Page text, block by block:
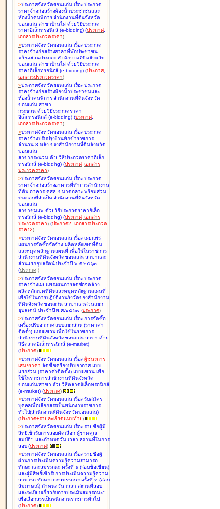
>ประกาศจังหวัดขอนแก่น เรื่อง ประกวด
ราคาจ้างก่อสร้างห้องน้ำประชาชนและ
ห้องน้ำคนพิการ สำนักงานที่ดินจังหวัด
ขอนแก่น สาขาบ้านไผ่ ด้วยวิธีประกวด
ราคาอิเล็กทรอนิกส์ (e-bidding) (ประกาศ,
เอกสารประกวดราคา)
>ประกาศจังหวัดขอนแก่น เรื่อง ประกวด
ราคาจ้างก่อสร้างศาลาที่พักประชาชน
พร้อมส่วนประกอบ สำนักงานที่ดินจังหวัด
ขอนแก่น สาขาบ้านไผ่ ด้วยวิธีประกวด
ราคาอิเล็กทรอนิกส์ (e-bidding) (ประกาศ,
เอกสารประกวดราคา)
>ประกาศจังหวัดขอนแก่น เรื่อง ประกวด
ราคาจ้างก่อสร้างห้องน้ำประชาชนและ
ห้องน้ำคนพิการ สำนักงานที่ดินจังหวัด
ขอนแก่น สาขา
กระนวน ด้วยวิธีประกวดราคา
อิเล็กทรอนิกส์ (e-bidding) (ประกาศ,
เอกสารประกวดราคา)
>ประกาศจังหวัดขอนแก่น เรื่อง ประกวด
ราคาจ้างปรับปรุงบ้านพักข้าราชการ
จำนวน 3 หลัง ของสำนักงานที่ดินจังหวัด
ขอนแก่น
สาขากระนวน ด้วยวิธีประกวดราคาอิเล็ก
ทรอนิกส์ (e-bidding) (ประกาศ, เอกสาร
ประกวดราคา)
>ประกาศจังหวัดขอนแก่น เรื่อง ประกวด
ราคาจ้างก่อสร้างอาคารที่ทำการสำนักงาน
ที่ดิน อาคาร คสล. ขนาดกลาง พร้อมส่วน
ประกอบที่จำเป็น สำนักงานที่ดินจังหวัด
ขอนแก่น
สาขาชุมแพ ด้วยวิธีประกวดราคาอิเล็ก
ทรอนิกส์ (e-bidding) (ประกาศ, เอกสาร
ประกวดราคา) (ประกาศ2, เอกสารประกวด
ราคา2)
>ประกาศจังหวัดขอนแก่น เรื่อง เผยแพร่
แผนการจัดซื้อจัดจ้าง ผลิตหลักเขตที่ดิน
และหมุดหลักฐานแผนที่ เพื่อใช้ในราชการ
สำนักงานที่ดินจังหวัดขอนแก่น สาขาและ
ส่วนแยกอุบลรัตน์ ประจำปี พ.ศ.๒๕๖๗
(ประกาศ )
>ประกาศจังหวัดขอนแก่น เรื่อง ประกวด
ราคาจ้างเผยแพร่แผนการจัดซื้อจัดจ้าง
ผลิตหลักเขตที่ดินและหมุดหลักฐานแผนที่
เพื่อใช้ในการปฏิบัติงานรังวัดของสำนักงาน
ที่ดินจังหวัดขอนแก่น สาขาและส่วนแยก
อุบลรัตน์ ประจำปี พ.ศ.๒๕๖๗ (ประกาศ)
>ประกาศจังหวัดขอนแก่น เรื่อง การจัดซื้อ
เครื่องปรับอากาศ แบบแยกส่วน (ราคาค่า
ติดตั้ง) แบบแขวน เพื่อใช้ในราชการ
สำนักงานที่ดินจังหวัดขอนแก่น สาขา ด้วย
วิธีตลาดอิเล็กทรอนิกส์ (e-market)
(ประกาศ)
>ประกาศจังหวัดขอนแก่น เรื่อง ผู้ชนะการ
เสนอราคา จัดซื้อเครื่องปรับอากาศ แบบ
แยกส่วน (ราคาค่าติดตั้ง) แบบแขวน เพื่อ
ใช้ในราชการสำนักงานที่ดินจังหวัด
ขอนแก่น/สาขา ด้วยวิธีตลาดอิเล็กทรอนิกส์
(e-market) (ประกาศ)
>ประกาศจังหวัดขอนแก่น เรื่อง รับสมัคร
บุคคลเพื่อเลือกสรรเป็นพนักงานราชการ
ทั่วไป(สำนักงานที่ดินจังหวัดขอนแก่น)
(ประกาศ+รายละเอียดแนบท้าย)
>ประกาศจังหวัดขอนแก่น เรื่อง รายชื่อผู้มี
สิทธิเข้ารับการสอบคัดเลือก ผู้ขาดคุณ
สมบัติฯ และกำหนดวัน เวลา สถานที่ในการ
สอบ (ประกาศ)
>ประกาศจังหวัดขอนแก่น เรื่อง รายชื่อผู้
ผ่านการประเมินความรู้ความสามารถ
ทักษะ และสมรรถนะ ครั้งที่ ๑ (สอบข้อเขียน)
และผู้มีสิทธิ์เข้ารับการประเมินความรู้ความ
สามารถ ทักษะ และสมรรถนะ ครั้งที่ ๒ (สอบ
สัมภาษณ์) กำหนดวัน เวลา สถานที่สอบ
และระเบียบเกี่ยวกับการประเมินสมรรถนะฯ
เพื่อเลือกสรรเป็นพนักงานราชการทั่วไป
(ประกาศ)